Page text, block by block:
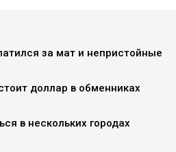
за мат и непристойные
доллар в обменниках
в нескольких городах